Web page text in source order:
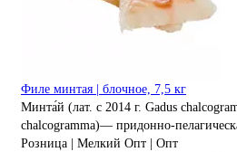
Филе минтая | блочное, 7,5 кг
Минта́й (лат. с 2014 г. Gadus
chalcogramma)— придонно-
Розница | Мелкий Опт | Опт